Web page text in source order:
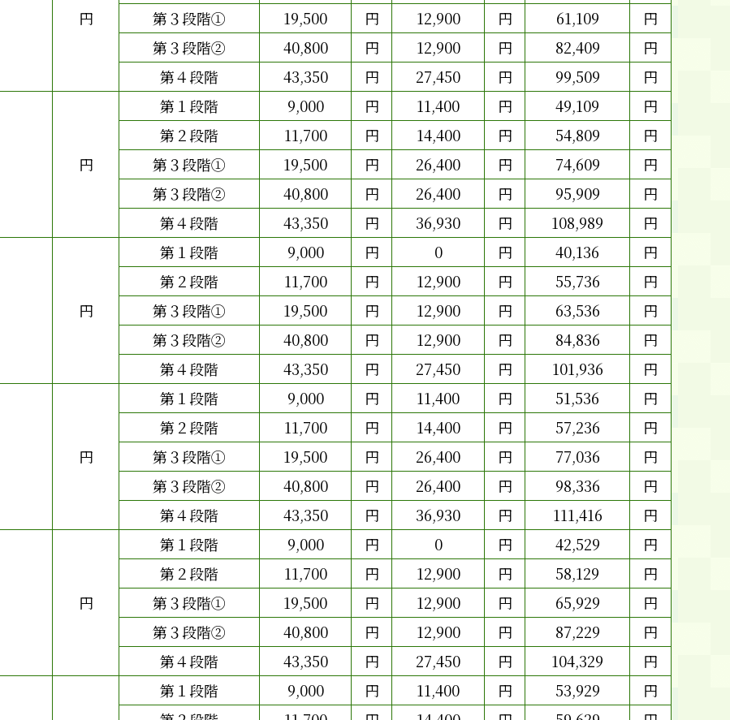
円
第３段階①
19,500 円 12,900 円 61,109
円
第３段階②
40,800 円 12,900 円 82,409
円
第４段階
43,350 円 27,450 円 99,509 円
円
第１段階 9,000 円 11,400 円 49,109
円
第２段階
11,700 円 14,400 円 54,809
円
第３段階①
19,500 円 26,400 円 74,609
円
第３段階②
40,800 円 26,400 円 95,909
円
第４段階
43,350 円 36,930 円 108,989 円
円
第１段階 9,000 円 0 円 40,136
円
第２段階
11,700 円 12,900 円 55,736
円
第３段階①
19,500 円 12,900 円 63,536
円
第３段階②
40,800 円 12,900 円 84,836
円
第４段階
43,350 円 27,450 円 101,936 円
円
第１段階 9,000 円 11,400 円 51,536
円
第２段階
11,700 円 14,400 円 57,236
円
第３段階①
19,500 円 26,400 円 77,036
円
第３段階②
40,800 円 26,400 円 98,336
円
第４段階
43,350 円 36,930 円 111,416 円
円
第１段階 9,000 円 0 円 42,529
円
第２段階
11,700 円 12,900 円 58,129
円
第３段階①
19,500 円 12,900 円 65,929
円
第３段階②
40,800 円 12,900 円 87,229
円
第４段階
43,350 円 27,450 円 104,329
円
第１段階
9,000 円 11,400 円 53,929
円